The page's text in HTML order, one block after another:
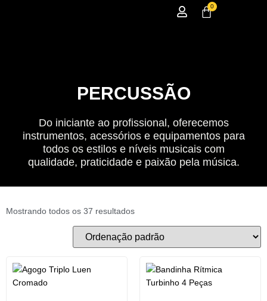
0
PERCUSSÃO
Do iniciante ao profissional, oferecemos
instrumentos, acessórios e equipamentos para
todos os estilos e níveis musicais com
qualidade, praticidade e paixão pela música.
Mostrando todos os 37 resultados